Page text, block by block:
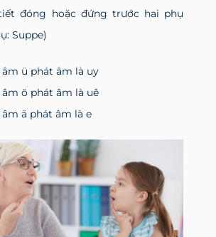
đóng hoặc đứng trước hai phụ
Suppe)
âm ü phát âm là uy
ö phát âm là uê
ä phát âm là e